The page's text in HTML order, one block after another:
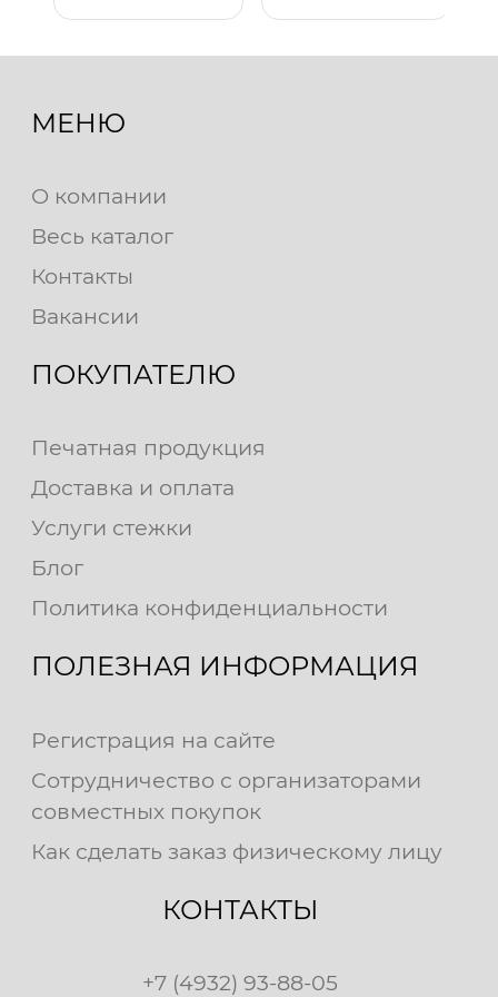
МЕНЮ
О компании
Весь каталог
Контакты
Вакансии
ПОКУПАТЕЛЮ
Печатная продукция
Доставка и оплата
Услуги стежки
Блог
Политика конфиденциальности
ПОЛЕЗНАЯ ИНФОРМАЦИЯ
Регистрация на сайте
Сотрудничество с организаторами
совместных покупок
Как сделать заказ физическому лицу
КОНТАКТЫ
+7 (4932) 93-88-05